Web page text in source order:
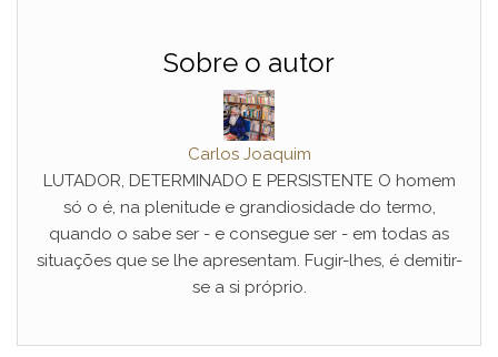
Sobre o autor
Carlos Joaquim
LUTADOR, DETERMINADO E PERSISTENTE O homem
só o é, na plenitude e grandiosidade do termo,
quando o sabe ser - e consegue ser - em todas as
situações que se lhe apresentam. Fugir-lhes, é demitir-
se a si próprio.